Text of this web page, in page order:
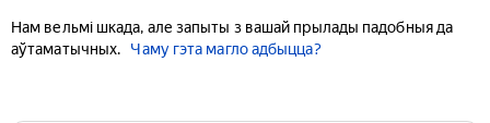
Нам вельмі шкада, але запыты з вашай прылады падобныя да
аўтаматычных.
Чаму гэта магло адбыцца?